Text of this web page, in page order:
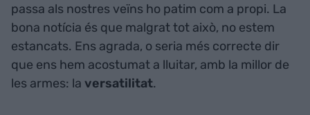
passa als nostres veïns ho patim com a propi. La
bona notícia és que malgrat tot això, no estem
estancats. Ens agrada, o seria més correcte dir
que ens hem acostumat a lluitar, amb la millor de
les armes: la versatilitat.